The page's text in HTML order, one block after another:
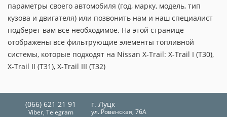
параметры своего автомобиля (год, марку, модель, тип
кузова и двигателя) или позвонить нам и наш специалист
подберет вам всё необходимое. На этой странице
отображены все фильтрующие элементы топливной
системы, которые подходят на Nissan X-Trail: X-Trail I (T30),
X-Trail II (T31), X-Trail III (T32)
(066) 621 21 91
Viber, Telegram
г. Луцк
ул. Ровенская, 76А